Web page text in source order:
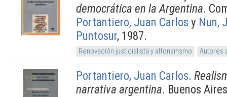
democrática en la Argentina.
Portantiero, Juan Carlos y Nun,
Puntosur, 1987.
Renovación justicialista y alfonsinsmo Autores
Portantiero, Juan Carlos.
narrativa argentina. Buenos